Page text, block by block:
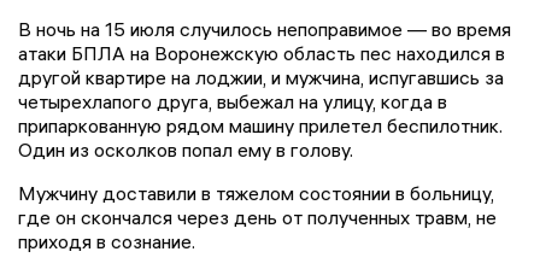
В ночь на 15 июля случилось непоправимое — во время
атаки БПЛА на Воронежскую область пес находился в
другой квартире на лоджии, и мужчина, испугавшись за
четырехлапого друга, выбежал на улицу, когда в
припаркованную рядом машину прилетел беспилотник.
Один из осколков попал ему в голову.
Мужчину доставили в тяжелом состоянии в больницу,
где он скончался через день от полученных травм, не
приходя в сознание.